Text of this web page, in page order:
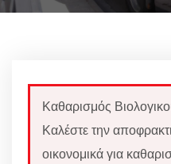
Καθαρισμός
Καλέστε την
οικονομικά για